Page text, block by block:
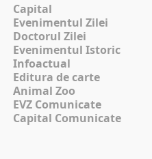
Capital
Evenimentul Zilei
Doctorul Zilei
Evenimentul Istoric
Infoactual
Editura de carte
Animal Zoo
EVZ Comunicate
Capital Comunicate